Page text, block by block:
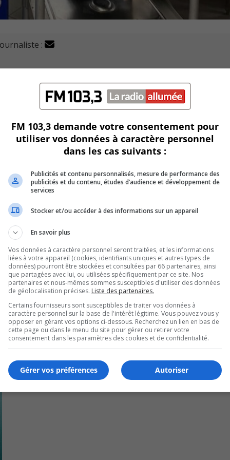
:
a battu de nouveaux records d’utilisation de sa
générale annuelle qu’elle a livré 23 568 repas
aux chiffres de l’année dernière.
fois par semaine aux gens dans le besoin.
d’individus souffrant de maladies chroniques ou à faible
un total 13 281 heures de bénévolats, soit 2 702
sept employés de plus, sans la contribution accrue
FM 103,3 demande votre consentement pour
utiliser vos données à caractère personnel
dans les cas suivants :
Publicités et contenu personnalisés, mesure de performance des
publicités et du contenu, études d’audience et développement de
services
Stocker et/ou accéder à des informations sur un appareil
En savoir plus
Vos données à caractère personnel seront traitées, et les informations
liées à votre appareil (cookies, identifiants uniques et autres types de
données) pourront être stockées et consultées par 66 partenaires, ainsi
que partagées avec lui, ou utilisées spécifiquement par ce site. Nos
partenaires et nous-mêmes sommes susceptibles d'utiliser des données
de géolocalisation précises. Liste des partenaires.
Certains fournisseurs sont susceptibles de traiter vos données à
caractère personnel sur la base de l'intérêt légitime. Vous pouvez vous y
opposer en gérant vos options ci-dessous. Recherchez un lien en bas de
cette page ou dans le menu du site pour gérer ou retirer votre
consentement dans les paramètres des cookies et de confidentialité.
Autoriser
Gérer vos préférences